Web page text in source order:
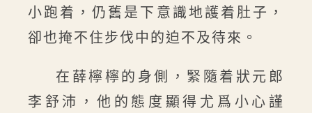
小跑着，仍舊是下意識地護着肚子，
卻也掩不住步伐中的迫不及待來。
在薛檸檸的身側，緊隨着狀元郎
李舒沛，他的態度顯得尤爲小心謹